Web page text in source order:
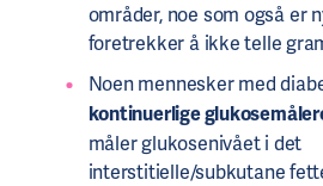
områder, noe som også er
foretrekker å ikke telle
Noen mennesker med
kontinuerlige
måler glukosenivået i det
interstitielle/subkutane